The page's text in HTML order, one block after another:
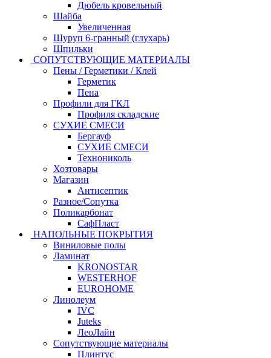
Дюбель кровельный
Шайба
Увеличенная
Шуруп 6-гранный (глухарь)
Шпильки
СОПУТСТВУЮЩИЕ МАТЕРИАЛЫ
Пены / Герметики / Клей
Герметик
Пена
Профили для ГКЛ
Профиля складские
СУХИЕ СМЕСИ
Бергауф
СУХИЕ СМЕСИ
Технониколь
Хозтовары
Магазин
Антисептик
Разное/Сопутка
Поликарбонат
СафПласт
НАПОЛЬНЫЕ ПОКРЫТИЯ
Виниловые полы
Ламинат
KRONOSTAR
WESTERHOF
EUROHOME
Линолеум
IVC
Juteks
ЛеоЛайн
Сопутствующие материалы
Плинтус